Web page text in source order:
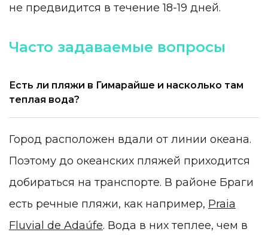
не предвидится в течение 18-19 дней.
Часто задаваемые вопросы
Есть ли пляжи в Гимарайше и насколько там
теплая вода?
Город расположен вдали от линии океана.
Поэтому до океанских пляжей приходится
добираться на транспорте. В районе Браги
есть речные пляжи, как например, Praia
Fluvial de Adaúfe. Вода в них теплее, чем в